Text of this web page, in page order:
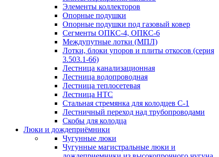
Элементы коллекторов
Опорные подушки
Опорные подушки под газовый ковер
Сегменты ОПКС-4, ОПКС-6
Междупутные лотки (МПЛ)
Лотки, блоки упоров и плиты откосов (серия
3.503.1-66)
Лестница канализационная
Лестница водопроводная
Лестница теплосетевая
Лестница НТС
Стальная стремянка для колодцев С-1
Лестничный переход над трубопроводами
Скобы для колодца
Люки и дождеприёмники
Чугунные люки
Чугунные магистральные люки и